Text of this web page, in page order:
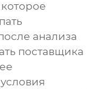
анализа
поставщика